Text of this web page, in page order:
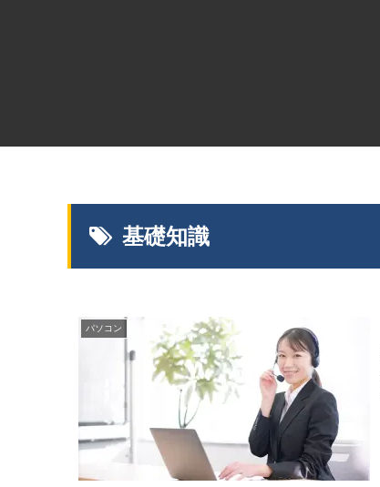
基礎知識
パソコン